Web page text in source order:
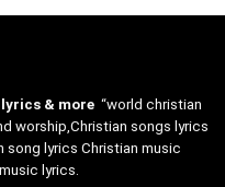
& more “world christian
worship,Christian songs lyrics
song lyrics Christian music
lyrics.